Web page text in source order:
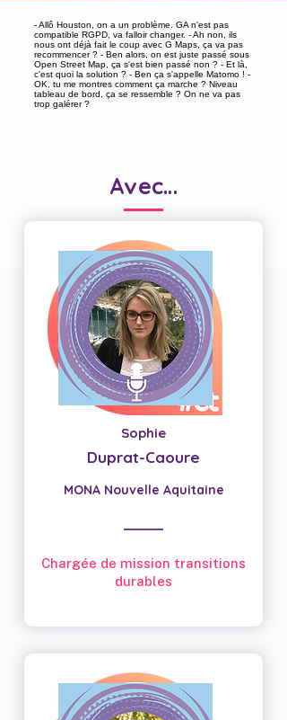
- Allô Houston, on a un problème. GA n'est pas
compatible RGPD, va falloir changer. - Ah non, ils
nous ont déjà fait le coup avec G Maps, ça va pas
recommencer ? - Ben alors, on est juste passé sous
Open Street Map, ça s'est bien passé non ? - Et là,
c'est quoi la solution ? - Ben ça s'appelle Matomo ! -
OK, tu me montres comment ça marche ? Niveau
tableau de bord, ça se ressemble ? On ne va pas
trop galérer ?
Avec...
Sophie
Duprat-Caoure
MONA Nouvelle Aquitaine
Chargée de mission transitions
durables